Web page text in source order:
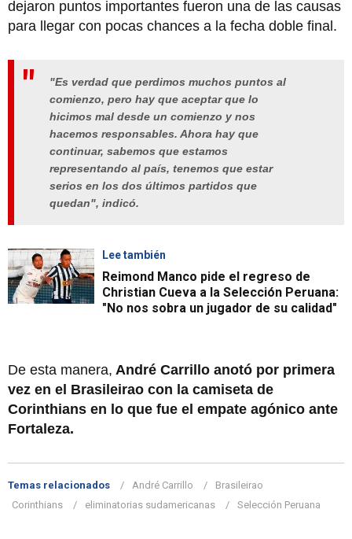
dejaron puntos importantes fueron una de las causas
para llegar con pocas chances a la fecha doble final.
"Es verdad que perdimos muchos puntos al
comienzo, pero hay que aceptar que lo
hicimos mal desde un comienzo y nos
hacemos responsables. Ahora hay que
continuar, sabemos que estamos
representando al país, tenemos que estar
serios en los dos últimos partidos que
quedan", indicó.
Lee también
Reimond Manco pide el regreso de
Christian Cueva a la Selección Peruana:
"No nos sobra un jugador de su calidad"
De esta manera, André Carrillo anotó por primera
vez en el Brasileirao con la camiseta de
Corinthians en lo que fue el empate agónico ante
Fortaleza.
Temas relacionados André Carrillo
Brasileirao
Corinthians
eliminatorias sudamericanas Selección Peruana